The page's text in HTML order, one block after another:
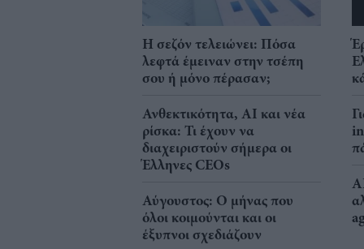
Η σεζόν τελειώνει: Πόσα
λεφτά έμειναν στην τσέπη
σου ή μόνο πέρασαν;
Ανθεκτικότητα, AI και νέα
ρίσκα: Τι έχουν να
διαχειριστούν σήμερα οι
Έλληνες CEOs
Αύγουστος: Ο μήνας που
όλοι κοιμούνται και οι
έξυπνοι σχεδιάζουν